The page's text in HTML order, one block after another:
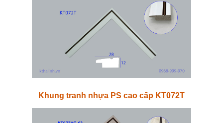
Khung tranh nhựa PS cao cấp KT072T